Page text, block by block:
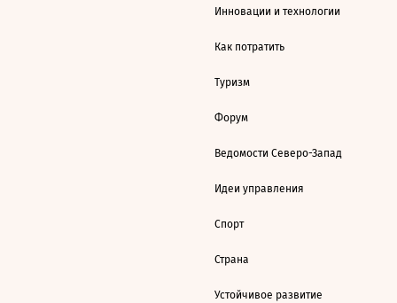
Инновации и технологии
Как потратить
Туризм
Форум
Ведомости Северо-Запад
Идеи управления
Спорт
Страна
Устойчивое развитие